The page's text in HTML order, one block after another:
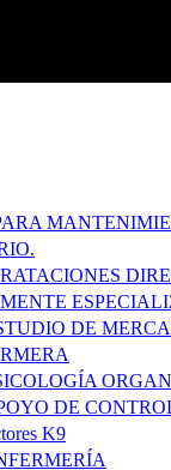
DE
DE
K9